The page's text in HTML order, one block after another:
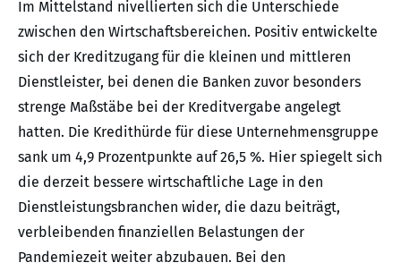
Im Mittelstand nivellierten sich die Unterschiede
zwischen den Wirtschaftsbereichen. Positiv entwickelte
sich der Kreditzugang für die kleinen und mittleren
Dienstleister, bei denen die Banken zuvor besonders
strenge Maßstäbe bei der Kreditvergabe angelegt
hatten. Die Kredithürde für diese Unternehmensgruppe
sank um 4,9 Prozentpunkte auf 26,5 %. Hier spiegelt sich
die derzeit bessere wirtschaftliche Lage in den
Dienstleistungsbranchen wider, die dazu beiträgt,
verbleibenden finanziellen Belastungen der
Pandemiezeit weiter abzubauen. Bei den